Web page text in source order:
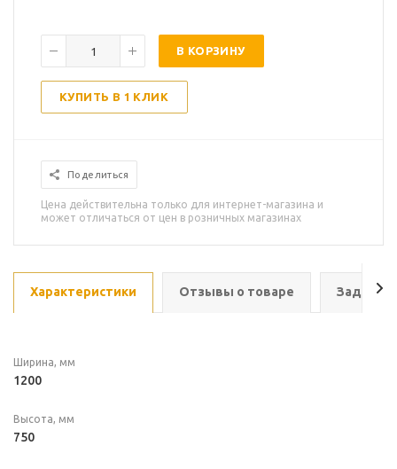
В КОРЗИНУ
КУПИТЬ В 1 КЛИК
Поделиться
Цена действительна только для интернет-магазина и
может отличаться от цен в розничных магазинах
Характеристики Отзывы о товаре Задать
Ширина, мм
1200
Высота, мм
750